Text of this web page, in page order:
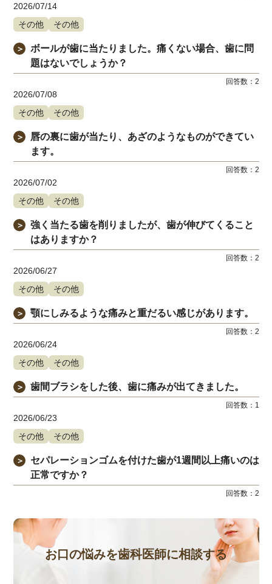
2026/07/14
その他
その他
＞
ボールが歯に当たりました。痛くない場合、歯に問
題はないでしょうか？
回答数： 2
2026/07/08
その他
その他
＞
唇の裏に歯が当たり、あざのようなものができてい
ます。
回答数： 2
2026/07/02
その他
その他
＞
強く当たる歯を削りましたが、歯が伸びてくること
はありますか？
回答数： 2
2026/06/27
その他
その他
＞ 顎にしみるような痛みと重だるい感じがあります。
回答数： 2
2026/06/24
その他
その他
＞ 歯間ブラシをした後、歯に痛みが出てきました。
回答数： 1
2026/06/23
その他
その他
＞
セパレーションゴムを付けた歯が1週間以上痛いのは
正常ですか？
回答数： 2
お口の悩みを歯科医師に相談する